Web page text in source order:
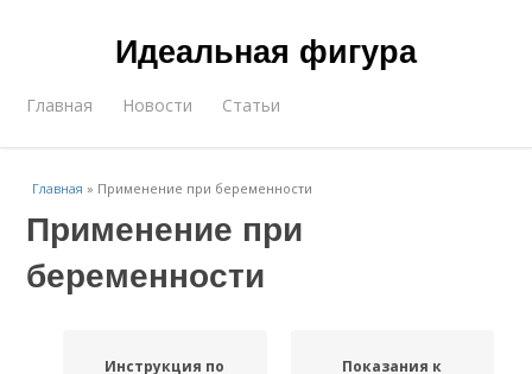
Идеальная фигура
Главная Новости Статьи
Главная » Применение при беременности
Применение при
беременности
Инструкция по
Показания к